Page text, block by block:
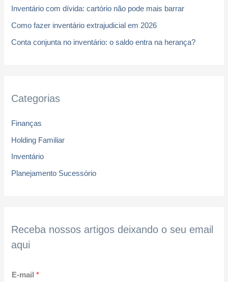
o
r
:
Inventário com dívida: cartório não pode mais barrar
Como fazer inventário extrajudicial em 2026
Conta conjunta no inventário: o saldo entra na herança?
Categorias
Finanças
Holding Familiar
Inventário
Planejamento Sucessório
Receba nossos artigos deixando o seu email
aqui
E-mail*